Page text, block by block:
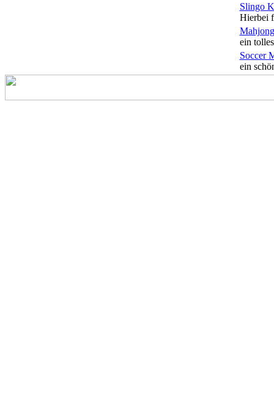
Slingo
Hierbei
ein
Soccer
ein